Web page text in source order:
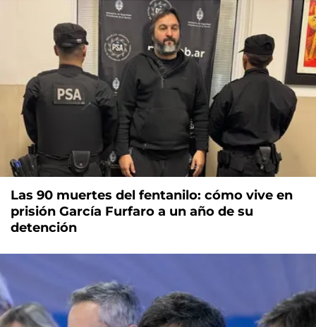
Las 90 muertes del fentanilo: cómo vive en
prisión García Furfaro a un año de su
detención